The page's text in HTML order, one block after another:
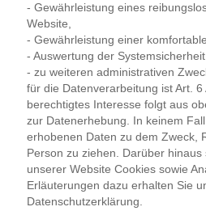
- Gewährleistung eines
Website,
- Gewährleistung einer
- Auswertung der
- zu weiteren administrativen
für die Datenverarbeitung ist Art.
berechtigtes Interesse folgt aus
zur Datenerhebung. In keinem
erhobenen Daten zu dem Zweck,
Person zu ziehen. Darüber
unserer Website Cookies sowie
Erläuterungen dazu erhalten Sie
Datenschutzerklärung.